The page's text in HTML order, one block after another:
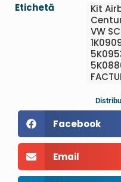
Etichetă
Kit
VW
Facebook
Email